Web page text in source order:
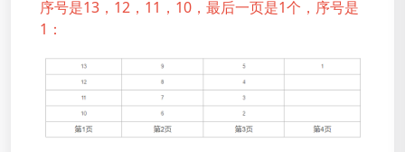
序号是13，12，11，10，最后一页是1个，序号是
1：